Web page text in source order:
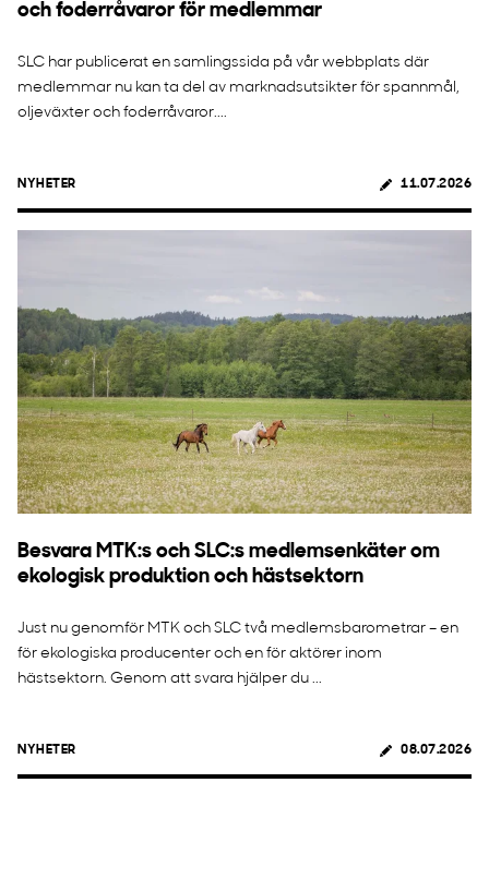
och foderråvaror för medlemmar
SLC har publicerat en samlingssida på vår webbplats där
medlemmar nu kan ta del av marknadsutsikter för spannmål,
oljeväxter och foderråvaror....
NYHETER 11.07.2026
Besvara MTK:s och SLC:s medlemsenkäter om
ekologisk produktion och hästsektorn
Just nu genomför MTK och SLC två medlemsbarometrar – en
för ekologiska producenter och en för aktörer inom
hästsektorn. Genom att svara hjälper du ...
NYHETER 08.07.2026